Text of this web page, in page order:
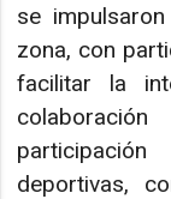
se
zona, con
facilitar la
deportivas,